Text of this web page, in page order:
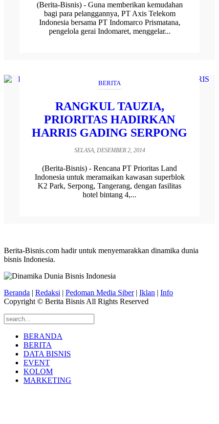
(Berita-Bisnis) - Guna memberikan kemudahan
bagi para pelanggannya, PT Axis Telekom
Indonesia bersama PT Indomarco Prismatana,
pengelola gerai Indomaret, menggelar...
BERITA
RANGKUL TAUZIA,
PRIORITAS HADIRKAN
HARRIS GADING SERPONG
SELASA, DESEMBER 2, 2014
(Berita-Bisnis) - Rencana PT Prioritas Land
Indonesia untuk meramaikan kawasan superblok
K2 Park, Serpong, Tangerang, dengan fasilitas
hotel bintang 4,...
Berita-Bisnis.com hadir untuk menyemarakkan dinamika dunia
bisnis Indonesia.
Beranda | Redaksi | Pedoman Media Siber| Iklan | Info
Copyright © Berita Bisnis All Rights Reserved
BERANDA
BERITA
DATA BISNIS
EVENT
KOLOM
MARKETING